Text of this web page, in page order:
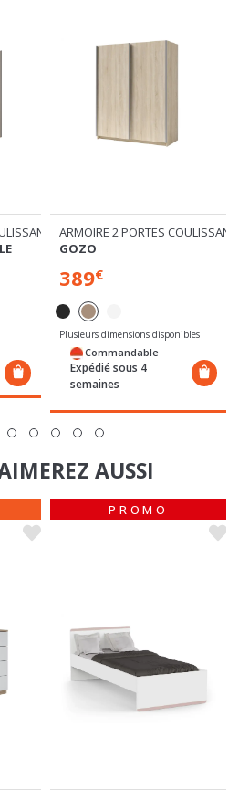
ARMOIRE 2 PORTES
GOZO
389€
Plusieurs dimensions disponibles
Commandable
Expédié sous 4
semaines
AUSSI
PROMO